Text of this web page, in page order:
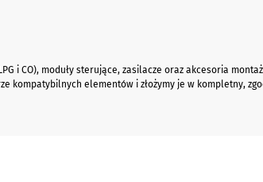
i CO), moduły sterujące, zasilacze oraz akcesoria
kompatybilnych elementów i złożymy je w kompletny,